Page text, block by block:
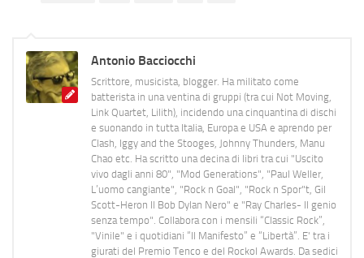
Antonio Bacciocchi
Scrittore, musicista, blogger. Ha militato come
batterista in una ventina di gruppi (tra cui Not Moving,
Link Quartet, Lilith), incidendo una cinquantina di dischi
e suonando in tutta Italia, Europa e USA e aprendo per
Clash, Iggy and the Stooges, Johnny Thunders, Manu
Chao etc. Ha scritto una decina di libri tra cui "Uscito
vivo dagli anni 80", "Mod Generations", "Paul Weller,
L’uomo cangiante", "Rock n Goal", "Rock n Spor"t, Gil
Scott-Heron Il Bob Dylan Nero" e "Ray Charles- Il genio
senza tempo". Collabora con i mensili “Classic Rock”,
"Vinile" e i quotidiani “Il Manifesto” e “Libertà”. E' tra i
giurati del Premio Tenco e del Rockol Awards. Da sedici